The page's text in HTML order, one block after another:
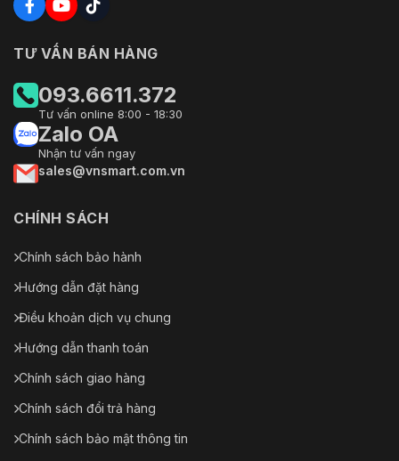
TƯ VẤN BÁN HÀNG
093.6611.372
Tư vấn online 8:00 - 18:30
Zalo OA
Nhận tư vấn ngay
sales@vnsmart.com.vn
CHÍNH SÁCH
Chính sách bảo hành
Hướng dẫn đặt hàng
Điều khoản dịch vụ chung
Hướng dẫn thanh toán
Chính sách giao hàng
Chính sách đổi trả hàng
Chính sách bảo mật thông tin